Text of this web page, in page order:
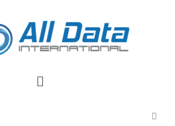
Menu